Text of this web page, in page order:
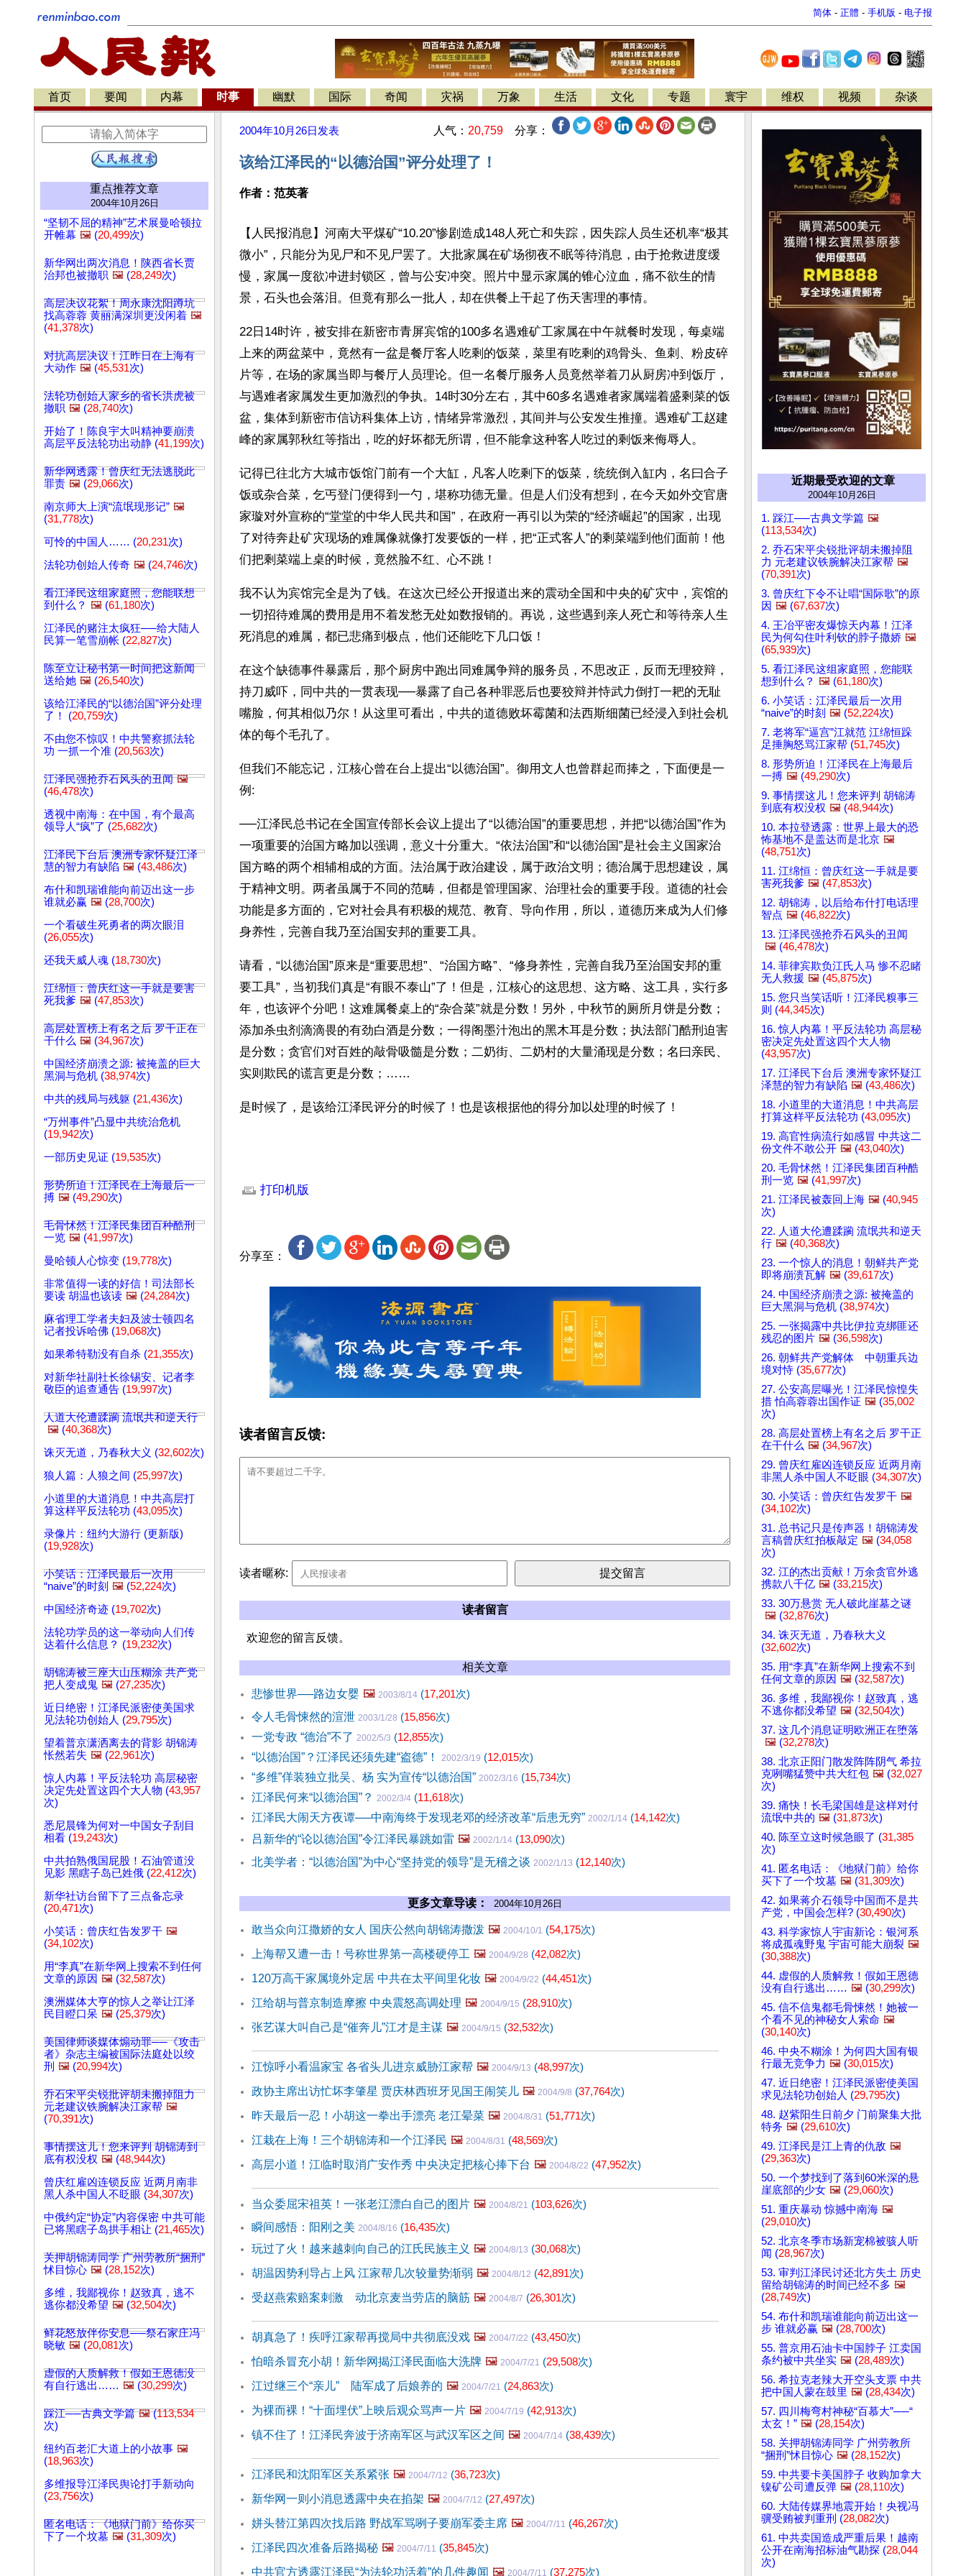
简体 - 正體 - 手机版 - 电子报
首页 要闻 内幕 时事 幽默 国际 奇闻 灾祸 万象 生活 文化 专题 寰宇 维权 视频 杂谈
重点推荐文章
2004年10月26日
“坚韧不屈的精神”艺术展曼哈顿拉
开帷幕 🖼️ (20,499次)
新华网出两次消息！陕西省长贾
治邦也被撤职 🖼️ (28,249次)
高层决议花絮！周永康沈阳蹲坑
找高蓉蓉 黄丽满深圳更没闲着 🖼️
(41,378次)
对抗高层决议！江昨日在上海有
大动作 🖼️ (45,531次)
法轮功创始人家乡的省长洪虎被
撤职 🖼️ (28,740次)
开始了！陈良宇大叫精神要崩溃
高层平反法轮功出动静 (41,199次)
新华网透露！曾庆红无法逃脱此
罪责 🖼️ (29,066次)
南京师大上演“流氓现形记” 🖼️
(31,778次)
可怜的中国人…… (20,231次)
法轮功创始人传奇 🖼️ (24,746次)
看江泽民这组家庭照，您能联想
到什么？ 🖼️ (61,180次)
江泽民的赌注太疯狂──给大陆人
民算一笔雪崩帐 (22,827次)
陈至立让秘书第一时间把这新闻
送给她 🖼️ (26,540次)
该给江泽民的“以德治国”评分处理
了！ (20,759次)
不由您不惊叹！中共警察抓法轮
功 一抓一个准 (20,563次)
江泽民强抢乔石风头的丑闻 🖼️
(46,478次)
透视中南海：在中国，有个最高
领导人“疯”了 (25,682次)
江泽民下台后 澳洲专家怀疑江泽
慧的智力有缺陷 🖼️ (43,486次)
布什和凯瑞谁能向前迈出这一步
谁就必赢 🖼️ (28,700次)
一个看破生死勇者的两次眼泪
(26,055次)
还我天威人魂 (18,730次)
江绵恒：曾庆红这一手就是要害
死我爹 🖼️ (47,853次)
高层处置榜上有名之后 罗干正在
干什么 🖼️ (34,967次)
中国经济崩溃之源: 被掩盖的巨大
黑洞与危机 (38,974次)
中共的残局与残躯 (21,436次)
“万州事件”凸显中共统治危机
(19,942次)
一部历史见证 (19,535次)
形势所迫！江泽民在上海最后一
搏 🖼️ (49,290次)
毛骨怵然！江泽民集团百种酷刑
一览 🖼️ (41,997次)
曼哈顿人心惊变 (19,778次)
非常值得一读的好信！司法部长
要读 胡温也该读 🖼️ (24,284次)
麻省理工学者夫妇及波士顿四名
记者投诉哈佛 (19,068次)
如果希特勒没有自杀 (21,355次)
对新华社副社长徐锡安、记者李
敬臣的追查通告 (19,997次)
人道大伦遭蹂躏 流氓共和逆天行
🖼️ (40,368次)
诛灭无道，乃春秋大义 (32,602次)
狼人篇：人狼之间 (25,997次)
小道里的大道消息！中共高层打
算这样平反法轮功 (43,095次)
录像片：纽约大游行 (更新版)
(19,928次)
小笑话：江泽民最后一次用
“naive”的时刻 🖼️ (52,224次)
中国经济奇迹 (19,702次)
法轮功学员的这一举动向人们传
达着什么信息？ (19,232次)
胡锦涛被三座大山压糊涂 共产党
把人变成鬼 🖼️ (27,235次)
近日绝密！江泽民派密使美国求
见法轮功创始人 (29,795次)
望着普京潇洒离去的背影 胡锦涛
怅然若失 🖼️ (22,961次)
惊人内幕！平反法轮功 高层秘密
决定先处置这四个大人物 (43,957
次)
悉尼晨锋为何对一中国女子刮目
相看 (19,243次)
中共拍熟俄国屁股！石油管道没
见影 黑瞎子岛已姓俄 (22,412次)
新华社访台留下了三点备忘录
(20,471次)
小笑话：曾庆红告发罗干 🖼️
(34,102次)
用“李真”在新华网上搜索不到任何
文章的原因 🖼️ (32,587次)
澳洲媒体大亨的惊人之举让江泽
民目瞪口呆 🖼️ (25,379次)
美国律师谈媒体煽动罪──《攻击
者》杂志主编被国际法庭处以绞
刑 🖼️ (20,994次)
乔石宋平尖锐批评胡未搬掉阻力
元老建议铁腕解决江家帮 🖼️
(70,391次)
事情摆这儿！您来评判 胡锦涛到
底有权没权 🖼️ (48,944次)
曾庆红雇凶连锁反应 近两月南非
黑人杀中国人不眨眼 (34,307次)
中俄约定“协定”内容保密 中共可能
已将黑瞎子岛拱手相让 (21,465次)
关押胡锦涛同学 广州劳教所“捆刑”
怵目惊心 🖼️ (28,152次)
多维，我鄙视你！赵致真，逃不
逃你都没希望 🖼️ (32,504次)
鲜花怒放伴你安息──祭石家庄冯
晓敏 🖼️ (20,081次)
虚假的人质解救！假如王恩德没
有自行逃出…… 🖼️ (30,299次)
踩江──古典文学篇 🖼️(113,534
次)
纽约百老汇大道上的小故事 🖼️
(18,963次)
多维报导江泽民舆论打手新动向
(23,756次)
匿名电话：《地狱门前》给你买
下了一个坟墓 🖼️ (31,309次)
2004年10月26日 发表 人气： 20,759 分享：
该给江泽民的“以德治国”评分处理了！
作者：范英著
【人民报消息】河南大平煤矿“10.20”惨剧造成148人死亡和失踪，因失踪人员生还机率“极其
微小”，只能分为见尸和不见尸罢了。大批家属在矿场彻夜不眠等待消息，由于抢救进度缓
慢，家属一度欲冲进封锁区，曾与公安冲突。照片中显示家属的锥心泣血，痛不欲生的情
景，石头也会落泪。但竟有那么一批人，却在供餐上干起了伤天害理的事情。
22日14时许，被安排在新密市青屏宾馆的100多名遇难矿工家属在中午就餐时发现，每桌端
上来的两盆菜中，竟然有一盆是餐厅客人吃剩的饭菜，菜里有吃剩的鸡骨头、鱼刺、粉皮碎
片等，在场的家属当即与餐厅人员理论。但一名餐厅服务人员竟然举着刀从厨房冲到饭厅，
与遇难者家属发生更加激烈的争执。14时30分左右，其中60多名遇难者家属端着盛剩菜的饭
盆，集体到新密市信访科集体上访，情绪异常激烈，其间并与公安发生推撞。遇难矿工赵建
峰的家属郭秋红等指出，吃的好坏都无所谓，但不能拿这种客人吃过的剩饭来侮辱人。
记得已往北方大城市饭馆门前有一个大缸，凡客人吃剩下的饭菜，统统倒入缸内，名曰合子
饭或杂合菜，乞丐登门便得到一勺，堪称功德无量。但是人们没有想到，在今天如外交官唐
家璇对外宣称的“堂堂的中华人民共和国”，在政府一再引以为荣的“经济崛起”的国家，出现
了对待奔赴矿灾现场的难属像就像打发要饭的一样，把“正式客人”的剩菜端到他们面前！他
们把剩菜端上桌的时候，竟然脸不红、心不跳！
我不认为宾馆完全是为了钱。在这次已经公开报道出来的震动全国和中央的矿灾中，宾馆的
一切招待难属的费用是用不着发愁无处如数报销的。再说，这些遇到亲人死亡和等待亲人生
死消息的难属，都已悲痛到极点，他们还能吃下几口饭！
在这个缺德事件暴露后，那个厨房中跑出同难属争辩的服务员，不思改正，反而无理狡辩，
持刀威吓，同中共的一贯表现──暴露了自己各种罪恶后也要狡辩并恃武力倒打一耙的无耻
嘴脸，何其相似乃尔！从这里可看出，中共的道德败坏霉菌和法西斯细菌已经浸入到社会机
体的每个毛孔了。
但我们不能忘记，江核心曾在台上提出“以德治国”。御用文人也曾群起而捧之，下面便是一
例:
──江泽民总书记在全国宣传部长会议上提出了“以德治国”的重要思想，并把“以德治国”作为
一项重要的治国方略加以强调，意义十分重大。“依法治国”和“以德治国”是社会主义国家治
国方略的两个相辅相成的方面。法治属于政治建设，属于政治文明；德治属于思想建设，属
于精神文明。两者虽属于不同的范畴，但都是管理国家、治理社会的重要手段。道德的社会
功能是多方面的，它对社会具有积极的规范、教育、导向作用，所以，道德历来成为人们修
身养性，完善自我乃至治国安邦的重要工具。
请看，“以德治国”原来是“重要思想”、“治国方略”、“修身养性，完善自我乃至治国安邦的重
要工具”，当初我们真是“有眼不泰山”了！但是，江核心的这思想、这方略、这工具，实行多
年，也该评个分吧！这难属餐桌上的“杂合菜”就是分数！另外，中秋节的厕所月饼是分数；
添加杀虫剂滴滴畏的有劲白酒是分数；一得阁墨汁泡出的黑木耳是分数；执法部门酷刑迫害
是分数；贪官们对百姓的敲骨吸髓是分数；二奶街、二奶村的大量涌现是分数；名曰亲民、
实则欺民的谎言更是分数；……
是时候了，是该给江泽民评分的时候了！也是该根据他的得分加以处理的时候了！
打印机版
分享至：
读者留言反馈:
读者暱称:
读者留言
欢迎您的留言反馈。
相关文章
悲惨世界──路边女婴 🖼️ 2003/8/14 (17,201次)
令人毛骨悚然的渲泄 2003/1/28 (15,856次)
一党专政 “德治”不了 2002/5/3 (12,855次)
“以德治国”？江泽民还须先建“盗德”！
2002/3/19 (12,015次)
“多维”佯装独立批吴、杨 实为宣传“以德治国” 2002/3/16 (15,734次)
江泽民何来“以德治国”？ 2002/3/4 (11,618次)
江泽民大闹天方夜谭──中南海终于发现老邓的经济改革“后患无穷” 2002/1/14 (14,142次)
吕新华的“论以德治国”令江泽民暴跳如雷 🖼️ 2002/1/14 (13,090次)
北美学者：“以德治国”为中心“坚持党的领导”是无稽之谈 2002/1/13 (12,140次)
更多文章导读： 2004年10月26日
敢当众向江撒娇的女人 国庆公然向胡锦涛撒泼 🖼️ 2004/10/1 (54,175次)
上海帮又遭一击！号称世界第一高楼硬停工 🖼️ 2004/9/28 (42,082次)
120万高干家属境外定居 中共在太平间里化妆 🖼️ 2004/9/22 (44,451次)
江给胡与普京制造摩擦 中央震怒高调处理 🖼️ 2004/9/15 (28,910次)
张艺谋大叫自己是“催奔儿”江才是主谋 🖼️ 2004/9/15 (32,532次)
江惊呼小看温家宝 各省头儿进京威胁江家帮 🖼️ 2004/9/13 (48,997次)
政协主席出访忙坏李肇星 贾庆林西班牙见国王闹笑儿 🖼️ 2004/9/8 (37,764次)
昨天最后一忍！小胡这一拳出手漂亮 老江晕菜 🖼️ 2004/8/31 (51,771次)
江栽在上海！三个胡锦涛和一个江泽民 🖼️ 2004/8/31 (48,569次)
高层小道！江临时取消广安作秀 中央决定把核心捧下台 🖼️ 2004/8/22 (47,952次)
当众委屈宋祖英！一张老江漂白自己的图片 🖼️ 2004/8/21 (103,626次)
瞬间感悟：阳刚之美 2004/8/16 (16,435次)
玩过了火！越来越刺向自己的江氏民族主义 🖼️ 2004/8/13 (30,068次)
胡温因势利导占上风 江家帮几次较量势渐弱 🖼️ 2004/8/12 (42,891次)
受赵燕索赔案刺激 动北京麦当劳店的脑筋 🖼️ 2004/8/7 (26,301次)
胡真急了！疾呼江家帮再搅局中共彻底没戏 🖼️ 2004/7/22 (43,450次)
怕暗杀冒充小胡！新华网揭江泽民面临大洗牌 🖼️ 2004/7/21 (29,508次)
江过继三个“亲儿” 陆军成了后娘养的 🖼️ 2004/7/21 (24,863次)
为裸而裸！“十面埋伏”上映后观众骂声一片 🖼️ 2004/7/19 (42,913次)
镇不住了！江泽民奔波于济南军区与武汉军区之间 🖼️ 2004/7/14 (38,439次)
江泽民和沈阳军区关系紧张 🖼️ 2004/7/12 (36,723次)
新华网一则小消息透露中央在掐架 🖼️ 2004/7/12 (27,497次)
姘头替江第四次找后路 野战军骂咧子要崩军委主席 🖼️ 2004/7/11 (46,267次)
江泽民四次准备后路揭秘 🖼️ 2004/7/11 (35,845次)
中共官方透露江泽民“为法轮功活着”的几件趣闻 🖼️ 2004/7/11 (37,275次)
近期最受欢迎的文章
2004年10月26日
1. 踩江──古典文学篇 🖼️
(113,534次)
2. 乔石宋平尖锐批评胡未搬掉阻
力 元老建议铁腕解决江家帮 🖼️
(70,391次)
3. 曾庆红下令不让唱“国际歌”的原
因 🖼️ (67,637次)
4. 王冶平密友爆惊天内幕！江泽
民为何勾住叶利钦的脖子撒娇 🖼️
(65,939次)
5. 看江泽民这组家庭照，您能联
想到什么？ 🖼️ (61,180次)
6. 小笑话：江泽民最后一次用
“naive”的时刻 🖼️ (52,224次)
7. 老将军“逼宫”江就范 江绵恒跺
足捶胸怒骂江家帮 (51,745次)
8. 形势所迫！江泽民在上海最后
一搏 🖼️ (49,290次)
9. 事情摆这儿！您来评判 胡锦涛
到底有权没权 🖼️ (48,944次)
10. 本拉登透露：世界上最大的恐
怖基地不是盖达而是北京 🖼️
(48,751次)
11. 江绵恒：曾庆红这一手就是要
害死我爹 🖼️ (47,853次)
12. 胡锦涛，以后给布什打电话理
智点 🖼️ (46,822次)
13. 江泽民强抢乔石风头的丑闻
🖼️ (46,478次)
14. 菲律宾欺负江氏人马 惨不忍睹
无人救援 🖼️ (45,875次)
15. 您只当笑话听！江泽民糗事三
则 (44,345次)
16. 惊人内幕！平反法轮功 高层秘
密决定先处置这四个大人物
(43,957次)
17. 江泽民下台后 澳洲专家怀疑江
泽慧的智力有缺陷 🖼️ (43,486次)
18. 小道里的大道消息！中共高层
打算这样平反法轮功 (43,095次)
19. 高官性病流行如感冒 中共这二
份文件不敢公开 🖼️ (43,040次)
20. 毛骨怵然！江泽民集团百种酷
刑一览 🖼️ (41,997次)
21. 江泽民被轰回上海 🖼️ (40,945
次)
22. 人道大伦遭蹂躏 流氓共和逆天
行 🖼️ (40,368次)
23. 一个惊人的消息！朝鲜共产党
即将崩溃瓦解 🖼️ (39,617次)
24. 中国经济崩溃之源: 被掩盖的
巨大黑洞与危机 (38,974次)
25. 一张揭露中共比伊拉克绑匪还
残忍的图片 🖼️ (36,598次)
26. 朝鲜共产党解体 中朝重兵边
境对恃 (35,677次)
27. 公安高层曝光！江泽民惊惶失
措 怕高蓉蓉出国作证 🖼️ (35,002
次)
28. 高层处置榜上有名之后 罗干正
在干什么 🖼️ (34,967次)
29. 曾庆红雇凶连锁反应 近两月南
非黑人杀中国人不眨眼 (34,307次)
30. 小笑话：曾庆红告发罗干 🖼️
(34,102次)
31. 总书记只是传声器！胡锦涛发
言稿曾庆红拍板敲定 🖼️ (34,058
次)
32. 江的杰出贡献！万余贪官外逃
携款八千亿 🖼️ (33,215次)
33. 30万悬赏 无人破此崖墓之谜
🖼️ (32,876次)
34. 诛灭无道，乃春秋大义
(32,602次)
35. 用“李真”在新华网上搜索不到
任何文章的原因 🖼️ (32,587次)
36. 多维，我鄙视你！赵致真，逃
不逃你都没希望 🖼️ (32,504次)
37. 这几个消息证明欧洲正在堕落
🖼️ (32,278次)
38. 北京正阳门散发阵阵阴气 希拉
克咧嘴猛赞中共大红包 🖼️ (32,027
次)
39. 痛快！长毛梁国雄是这样对付
流氓中共的 🖼️ (31,873次)
40. 陈至立这时候急眼了 (31,385
次)
41. 匿名电话：《地狱门前》给你
买下了一个坟墓 🖼️ (31,309次)
42. 如果蒋介石领导中国而不是共
产党，中国会怎样? (30,490次)
43. 科学家惊人宇宙新论：银河系
将成孤魂野鬼 宇宙可能大崩裂 🖼️
(30,388次)
44. 虚假的人质解救！假如王恩德
没有自行逃出…… 🖼️ (30,299次)
45. 信不信鬼都毛骨悚然！她被一
个看不见的神秘女人索命 🖼️
(30,140次)
46. 中央不糊涂！为何四大国有银
行最无竞争力 🖼️ (30,015次)
47. 近日绝密！江泽民派密使美国
求见法轮功创始人 (29,795次)
48. 赵紫阳生日前夕 门前聚集大批
特务 🖼️ (29,610次)
49. 江泽民是江上青的仇敌 🖼️
(29,363次)
50. 一个梦找到了落到60米深的悬
崖底部的少女 🖼️ (29,060次)
51. 重庆暴动 惊撼中南海 🖼️
(29,010次)
52. 北京冬季市场新宠棉被骇人听
闻 (28,967次)
53. 审判江泽民讨还北方失土 历史
留给胡锦涛的时间已经不多 🖼️
(28,749次)
54. 布什和凯瑞谁能向前迈出这一
步 谁就必赢 🖼️ (28,700次)
55. 普京用石油卡中国脖子 江卖国
条约被中共坐实 🖼️ (28,489次)
56. 希拉克老辣大开空头支票 中共
把中国人蒙在鼓里 🖼️ (28,434次)
57. 四川梅弯村神秘“百慕大”──“
太玄！” 🖼️ (28,154次)
58. 关押胡锦涛同学 广州劳教所
“捆刑”怵目惊心 🖼️ (28,152次)
59. 中共要卡美国脖子 收购加拿大
镍矿公司遭反弹 🖼️ (28,110次)
60. 大陆传媒界地震开始！央视冯
骥受贿被判重刑 (28,082次)
61. 中共卖国造成严重后果！越南
公开在南海招标油气勘探 (28,044
次)